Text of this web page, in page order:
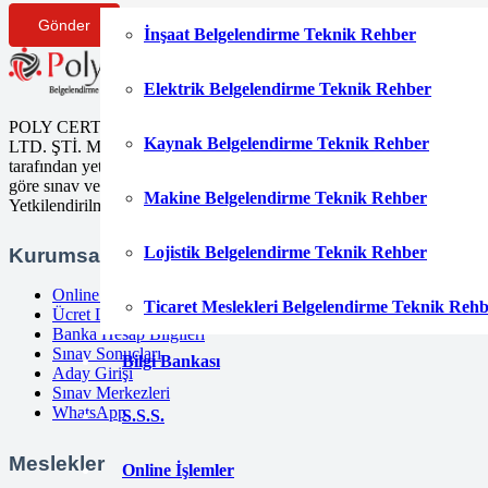
İnşaat Belgelendirme Teknik Rehber
Elektrik Belgelendirme Teknik Rehber
Kaynak Belgelendirme Teknik Rehber
Makine Belgelendirme Teknik Rehber
Lojistik Belgelendirme Teknik Rehber
Ticaret Meslekleri Belgelendirme Teknik
Bilgi Bankası
S.S.S.
Online İşlemler
Gönder
POLY CERT Belgelendirme Ve Eğitim Hizmetleri
LTD. ŞTİ. Mesleki Yeterlilik Kurumu (MYK)
tarafından yetki kapsamındaki ulusal yeterliliklere
göre sınav ve belgelendirme faaliyetlerini yürüten
Yetkilendirilmiş Belgelendirme Kuruluşudur.
Kurumsal
Online Başvuru
Ücret Listesi
Banka Hesap Bilgileri
Sınav Sonuçları
Aday Girişi
Sınav Merkezleri
WhatsApp
Meslekler